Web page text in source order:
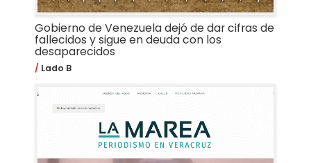
Gobierno de Venezuela dejó de dar cifras de
fallecidos y sigue en deuda con los
desaparecidos
Lado B